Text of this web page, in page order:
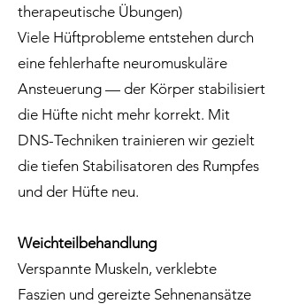
therapeutische Übungen)
Viele Hüftprobleme entstehen durch
eine fehlerhafte neuromuskuläre
Ansteuerung — der Körper stabilisiert
die Hüfte nicht mehr korrekt. Mit
DNS-Techniken trainieren wir gezielt
die tiefen Stabilisatoren des Rumpfes
und der Hüfte neu.
Weichteilbehandlung
Verspannte Muskeln, verklebte
Faszien und gereizte Sehnenansätze